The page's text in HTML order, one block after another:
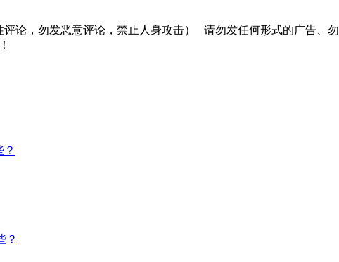
论，勿发恶意评论，禁止人身攻击） 请勿发任何形式的广告、
？